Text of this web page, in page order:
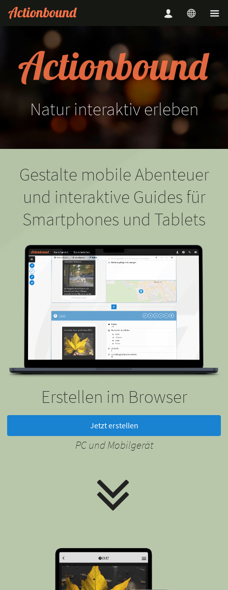
Naturinteraktiverleben
Gestalte mobile Abenteuer
und interaktive Guides für
Smartphones und Tablets
Erstellen im Browser
Jetzt erstellen
PC und Mobilgerät